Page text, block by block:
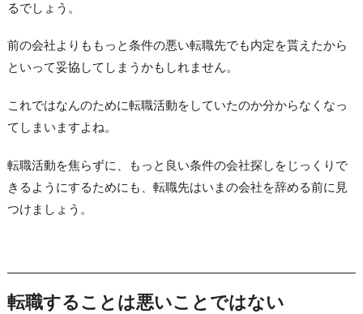
るでしょう。
前の会社よりももっと条件の悪い転職先でも内定を貰えたから
といって妥協してしまうかもしれません。
これではなんのために転職活動をしていたのか分からなくなっ
てしまいますよね。
転職活動を焦らずに、もっと良い条件の会社探しをじっくりで
きるようにするためにも、転職先はいまの会社を辞める前に見
つけましょう。
転職することは悪いことではない